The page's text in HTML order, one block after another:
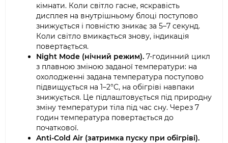
кімнати. Коли світло гасне, яскравість
дисплея на внутрішньому блоці поступово
знижується і повністю зникає за 5–7 секунд.
Коли світло вмикається знову, індикація
повертається.
Night Mode (нічний режим). 7-годинний цикл
з плавною зміною заданої температури: на
охолодженні задана температура поступово
підвищується на 1–2°C, на обігріві навпаки
знижується. Це підлаштовується під природну
зміну температури тіла під час сну. Через 7
годин температура повертається до
початкової.
Anti-Cold Air (затримка пуску при обігріві).